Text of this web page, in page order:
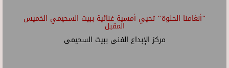
"أنغامنا الحلوة" تحيي أمسية غنائية ببيت السحيمي الخميس
المقبل
مركز الإبداع الفنى ببيت السحيمى